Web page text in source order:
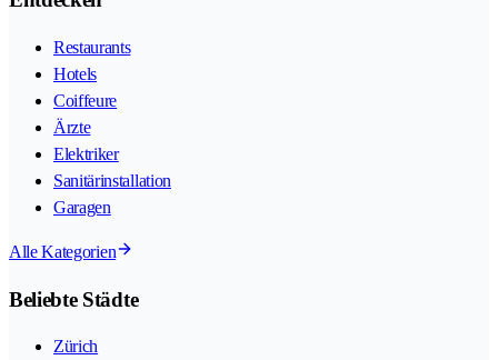
Restaurants
Hotels
Coiffeure
Ärzte
Elektriker
Sanitärinstallation
Garagen
Alle Kategorien
Beliebte Städte
Zürich